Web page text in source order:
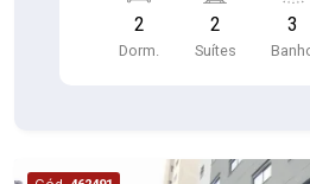
aquecedor (piso cerâmica) Banheiro com espelho
(piso cerâmica) Area para
brinquedoteca e lavanderia no prédio.
2
Dorm.
2
Suítes
3